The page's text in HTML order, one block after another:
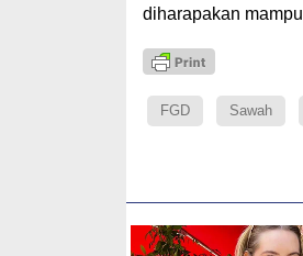
diharapakan
FGD Sawah